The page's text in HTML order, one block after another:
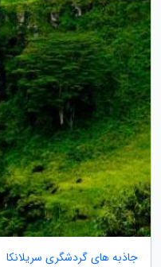
جاذبه های گردشگری سریلانکا